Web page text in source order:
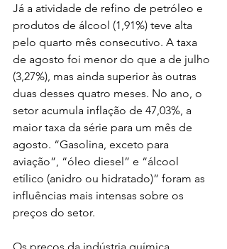
Já a atividade de refino de petróleo e
produtos de álcool (1,91%) teve alta
pelo quarto mês consecutivo. A taxa
de agosto foi menor do que a de julho
(3,27%), mas ainda superior às outras
duas desses quatro meses. No ano, o
setor acumula inflação de 47,03%, a
maior taxa da série para um mês de
agosto. “Gasolina, exceto para
aviação”, “óleo diesel” e “álcool
etílico (anidro ou hidratado)” foram as
influências mais intensas sobre os
preços do setor.
Os preços da indústria química